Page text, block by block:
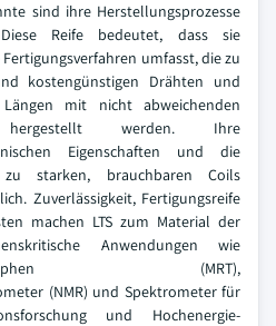
sind ihre Herstellungsprozesse
Reife bedeutet, dass sie
umfasst, die zu
kostengünstigen Drähten und
mit nicht abweichenden
hergestellt werden. Ihre
Eigenschaften und die
zu starken, brauchbaren Coils
Zuverlässigkeit, Fertigungsreife
machen LTS zum Material der
Anwendungen wie
(MRT),
(NMR) und Spektrometer für
und Hochenergie-